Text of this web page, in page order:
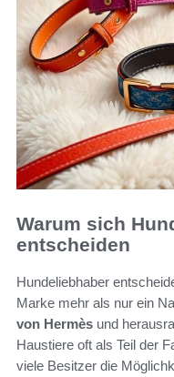
Warum sich
entscheiden
Hundeliebhaber
Marke mehr als nur ein
von Hermès und
Haustiere oft als Teil der
viele Besitzer die